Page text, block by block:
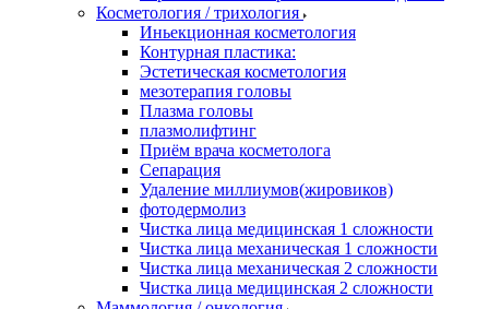
Косметология / трихология
Иньекционная косметология
Контурная пластика:
Эстетическая косметология
мезотерапия головы
Плазма головы
плазмолифтинг
Приём врача косметолога
Сепарация
Удаление миллиумов(жировиков)
фотодермолиз
Чистка лица медицинская 1 сложности
Чистка лица механическая 1 сложности
Чистка лица механическая 2 сложности
Чистка лица медицинская 2 сложности